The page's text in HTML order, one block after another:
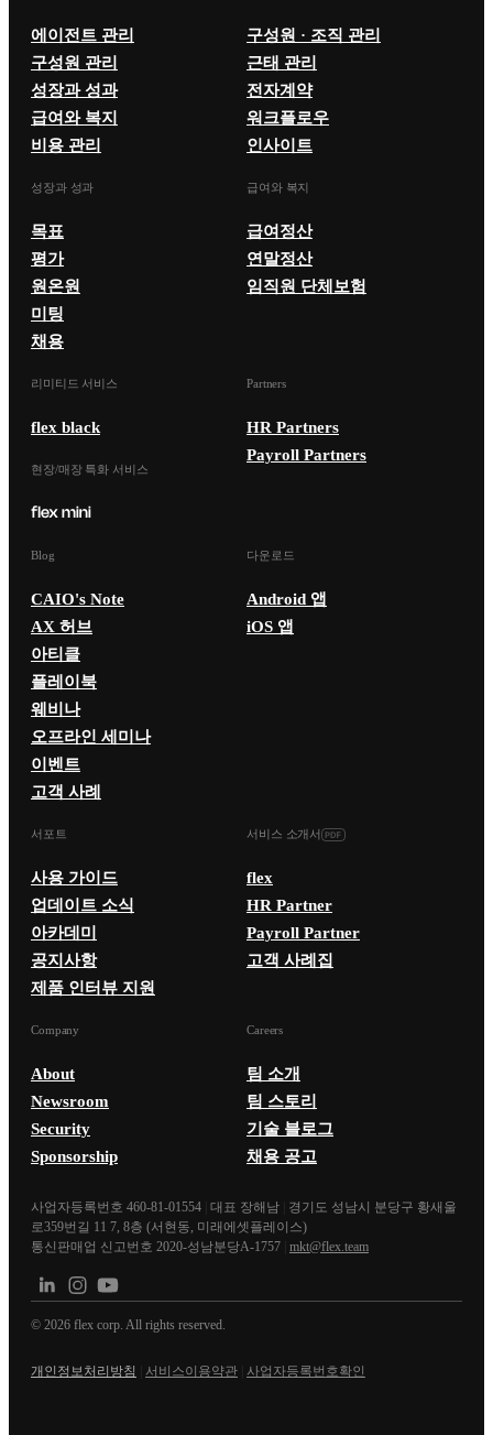
에이전트 관리
구성원 관리
성장과 성과
급여와 복지
비용 관리
구성원 · 조직 관리
근태 관리
전자계약
워크플로우
인사이트
성장과 성과
목표
평가
원온원
미팅
채용
급여와 복지
급여정산
연말정산
임직원 단체보험
리미티드 서비스
flex black
현장/매장 특화 서비스
Partners
HR Partners
Payroll Partners
Blog
CAIO's Note
AX 허브
아티클
플레이북
웨비나
오프라인 세미나
이벤트
고객 사례
다운로드
Android 앱
iOS 앱
서포트
사용 가이드
업데이트 소식
아카데미
공지사항
제품 인터뷰 지원
서비스 소개서
flex
HR Partner
Payroll Partner
고객 사례집
Company
About
Newsroom
Security
Sponsorship
Careers
팀 소개
팀 스토리
기술 블로그
채용 공고
사업자등록번호 460-81-01554 대표 장해남
경기도 성남시 분당구 황새울
로359번길 11 7, 8층 (서현동, 미래에셋플레이스)
통신판매업 신고번호 2020-성남분당A-1757 mkt@flex.team
© 2026 flex corp. All rights reserved.
개인정보처리방침 서비스이용약관 사업자등록번호확인